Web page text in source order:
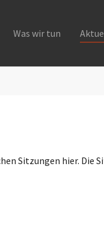
Was wir tun
Sitzungen hier. Die